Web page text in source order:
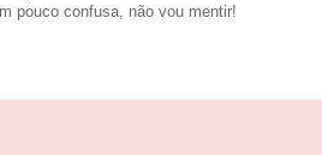
pouco confusa, não vou mentir!